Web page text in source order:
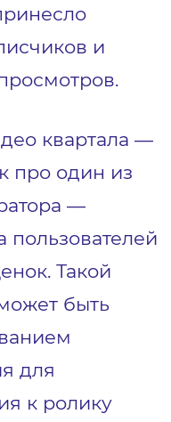
и
квартала —
про один из
—
пользователей
Такой
быть
для
к ролику